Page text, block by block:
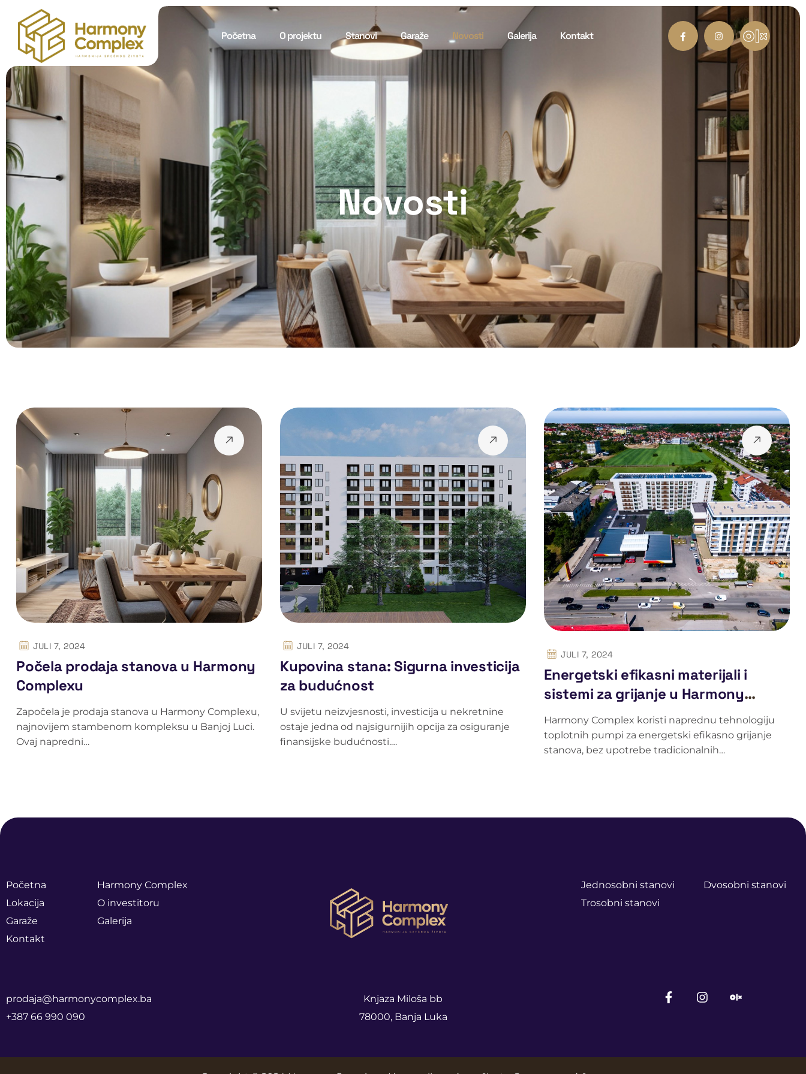
Početna O projektu Stanovi Garaže Novosti Galerija Kontakt
Novosti
JULI 7, 2024
Počela prodaja stanova u Harmony
Complexu
Započela je prodaja stanova u Harmony Complexu,
najnovijem stambenom kompleksu u Banjoj Luci.
Ovaj napredni…
JULI 7, 2024
Kupovina stana: Sigurna investicija
za budućnost
U svijetu neizvjesnosti, investicija u nekretnine
ostaje jedna od najsigurnijih opcija za osiguranje
finansijske budućnosti.…
JULI 7, 2024
Energetski efikasni materijali i
sistemi za grijanje u Harmony
Complexu
Harmony Complex koristi naprednu tehnologiju
toplotnih pumpi za energetski efikasno grijanje
stanova, bez upotrebe tradicionalnih…
Početna
Lokacija
Garaže
Kontakt
Harmony Complex
O investitoru
Galerija
Jednosobni stanovi
Trosobni stanovi
Dvosobni stanovi
prodaja@harmonycomplex.ba
+387 66 990 090
Knjaza Miloša bb
78000, Banja Luka